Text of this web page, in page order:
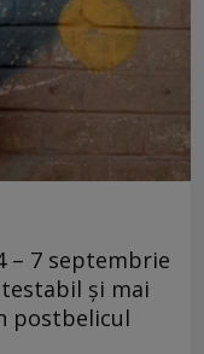
– 7 septembrie
și mai
postbelicul